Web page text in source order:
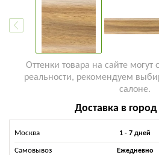
Оттенки товара на сайте могут
реальности, рекомендуем
салоне.
Доставка в город
Москва 1 - 7 дней
Самовывоз Ежедневно